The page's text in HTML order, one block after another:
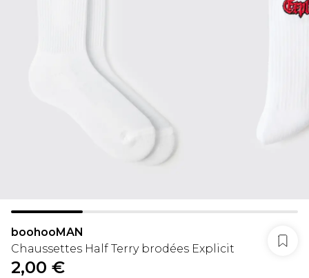
boohooMAN
Chaussettes Half Terry brodées Explicit
2,00 €